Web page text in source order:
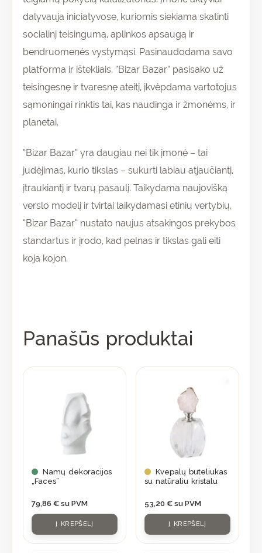
dalyvauja iniciatyvose, kuriomis siekiama skatinti
socialinį teisingumą, aplinkos apsaugą ir
bendruomenės vystymąsi. Pasinaudodama savo
platforma ir ištekliais, “Bizar Bazar” pasisako už
teisingesnę ir tvaresnę ateitį, įkvėpdama vartotojus
sąmoningai rinktis tai, kas naudinga ir žmonėms, ir
planetai.
“Bizar Bazar” yra daugiau nei tik įmonė – tai
judėjimas, kurio tikslas – sukurti labiau atjaučiantį,
įtraukiantį ir tvarų pasaulį. Taikydama naujovišką
verslo modelį ir tvirtai laikydamasi etinių vertybių,
“Bizar Bazar” nustato naujus atsakingos prekybos
standartus ir įrodo, kad pelnas ir tikslas gali eiti
koja kojon.
Panašūs produktai
Namų dekoracijos
„Faces”
79,86 € su PVM
Į KREPŠELĮ
Kvepalų buteliukas
su natūraliu kristalu
53,20 € su PVM
Į KREPŠELĮ